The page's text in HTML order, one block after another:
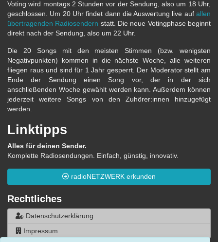
Voting wird montags 2 Stunden vor der Sendung, also um 18 Uhr,
geschlossen. Um 20 Uhr findet dann die Auswertung live auf allen
übertragenden Radiosendern statt. Die neue Votingphase beginnt
direkt nach der Sendung, also um 22 Uhr.
Die 20 Songs mit den meisten Stimmen (bzw. wenigsten
Negativpunkten) kommen in die nächste Woche, alle weiteren
fliegen raus und sind für 1 Jahr gesperrt. Der Moderator stellt am
Ende der Sendung einen Song vor, der in der sich
anschließenden Woche gewählt werden kann. Außerdem können
jederzeit weitere Songs von den Zuhörer:innen hinzugefügt
werden.
Linktipps
Alles für deinen Sender.
Komplette Radiosendungen. Einfach, günstig, innovativ.
radioNETZWERK erkunden
Rechtliches
Datenschutzerklärung
Impressum